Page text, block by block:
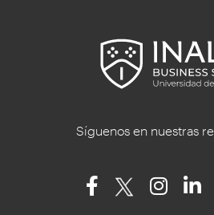
Síguenos en nuestras